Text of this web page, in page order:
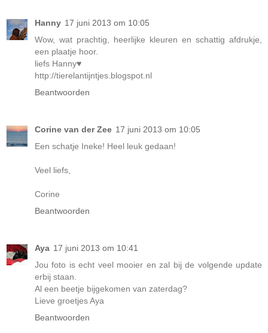
Hanny 17 juni 2013 om 10:05
Wow, wat prachtig, heerlijke kleuren en schattig afdrukje,
een plaatje hoor.
liefs Hanny♥
http://tierelantijntjes.blogspot.nl
Beantwoorden
Corine van der Zee 17 juni 2013 om 10:05
Een schatje Ineke! Heel leuk gedaan!
Veel liefs,
Corine
Beantwoorden
Aya 17 juni 2013 om 10:41
Jou foto is echt veel mooier en zal bij de volgende update
erbij staan.
Al een beetje bijgekomen van zaterdag?
Lieve groetjes Aya
Beantwoorden